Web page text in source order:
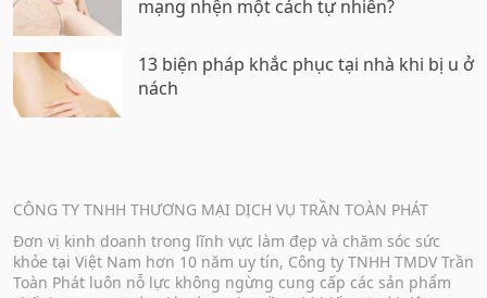
mạng nhện một cách tự nhiên?
13 biện pháp khắc phục tại nhà khi bị u ở
nách
CÔNG TY TNHH THƯƠNG MẠI DỊCH VỤ TRẦN TOÀN PHÁT
Đơn vị kinh doanh trong lĩnh vực làm đẹp và chăm sóc sức
khỏe tại Việt Nam hơn 10 năm uy tín, Công ty TNHH TMDV Trần
Toàn Phát luôn nỗ lực không ngừng cung cấp các sản phẩm